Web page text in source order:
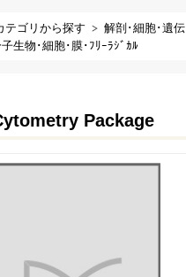
テゴリから探す
解剖･細胞･遺伝
生物･細胞･膜･ﾌﾘｰﾗｼﾞｶﾙ
Package